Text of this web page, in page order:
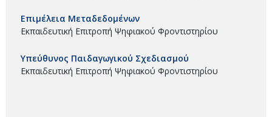
Επιμέλεια Μεταδεδομένων
Εκπαιδευτική Επιτροπή Ψηφιακού Φροντιστηρίου
Υπεύθυνος Παιδαγωγικού Σχεδιασμού
Εκπαιδευτική Επιτροπή Ψηφιακού Φροντιστηρίου